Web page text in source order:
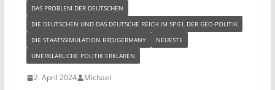
DAS PROBLEM DER DEUTSCHEN
DIE DEUTSCHEN UND DAS DEUTSCHE REICH IM SPIEL DER GEO-POLITIK
DIE STAATSSIMULATION BRD/GERMANY
NEUESTE
UNERKLÄRLICHE POLITIK ERKLÄREN
2. April 2024 Michael